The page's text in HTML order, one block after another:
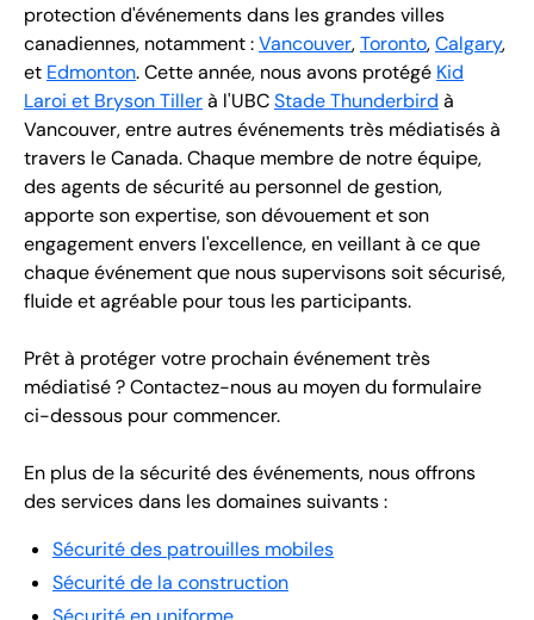
protection d'événements dans les grandes villes
canadiennes, notamment :Vancouver,Toronto,Calgary,
et Edmonton. Cette année, nous avons protégé Kid
Laroi et Bryson Tillerà l'UBCStade Thunderbird à
Vancouver, entre autres événements très médiatisés à
travers le Canada. Chaque membre de notre équipe,
des agents de sécurité au personnel de gestion,
apporte son expertise, son dévouement et son
engagement envers l'excellence, en veillant à ce que
chaque événement que nous supervisons soit sécurisé,
fluide et agréable pour tous les participants.
Prêt à protéger votre prochain événement très
médiatisé ? Contactez-nous au moyen du formulaire
ci-dessous pour commencer.
En plus de la sécurité des événements, nous offrons
des services dans les domaines suivants :
Sécurité des patrouilles mobiles
Sécurité de la construction